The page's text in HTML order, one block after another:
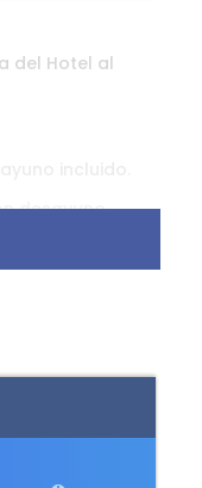
del Hotel al
desayuno
desayuno
Coral.